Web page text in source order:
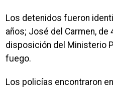
Los detenidos fueron
años; José del Carmen, de
disposición del Ministerio
fuego.
Los policías encontraron